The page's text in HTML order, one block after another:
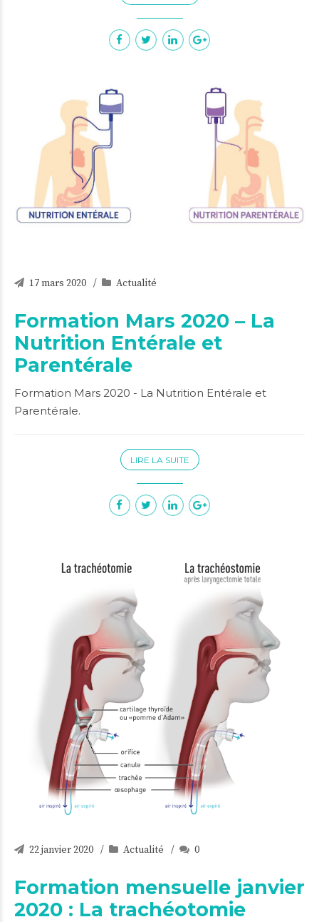
17 mars 2020 Actualité
Formation Mars 2020 – La
Nutrition Entérale et
Parentérale
Formation Mars 2020 - La Nutrition Entérale et
Parentérale.
LIRE LA SUITE
22 janvier 2020 Actualité 0
Formation mensuelle janvier
2020 : La trachéotomie